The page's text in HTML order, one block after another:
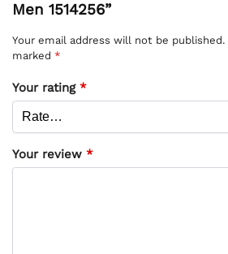
Men 1514256”
Your email address will not be published.
marked *
Your rating *
Your review *